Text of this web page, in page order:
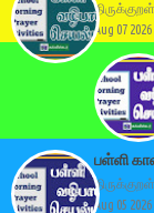
Aug 07 2026 |
பள்ளி
Aug 05 2026 |